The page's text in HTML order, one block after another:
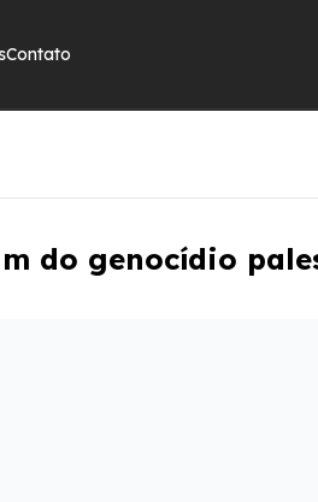
Contato
do genocídio